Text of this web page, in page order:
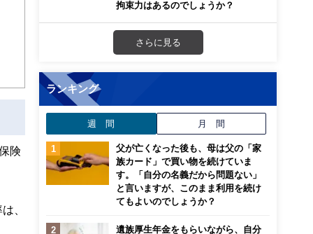
険
、
拘束力はあるのでしょうか？
さらに見る
ランキング
週 間 月 間
父が亡くなった後も、母は父の「家
族カード」で買い物を続けていま
す。「自分の名義だから問題ない」
と言いますが、このまま利用を続け
てもよいのでしょうか？
遺族厚生年金をもらいながら、自分